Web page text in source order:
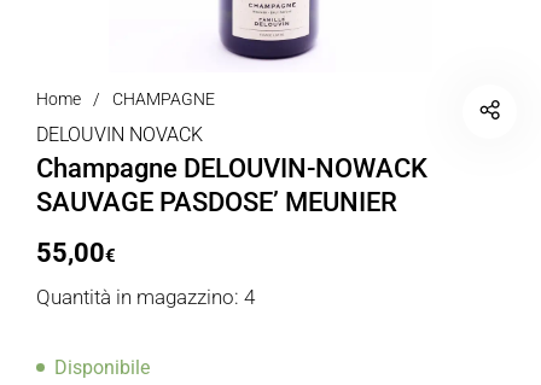
Home / CHAMPAGNE
DELOUVIN NOVACK
Champagne DELOUVIN-NOWACK
SAUVAGE PASDOSE’ MEUNIER
55,00€
Quantità in magazzino: 4
Disponibile